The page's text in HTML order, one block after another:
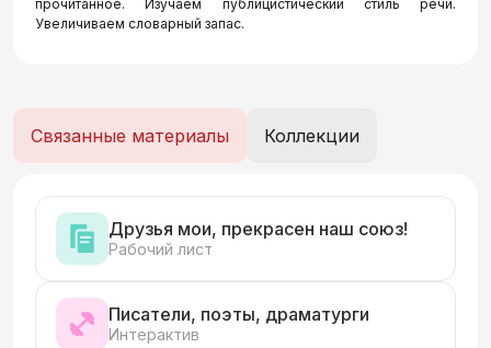
прочитанное. Изучаем публицистический стиль речи.
Увеличиваем словарный запас.
Связанные материалы Коллекции
Друзья мои, прекрасен наш союз!
Рабочий лист
Писатели, поэты, драматурги
Интерактив